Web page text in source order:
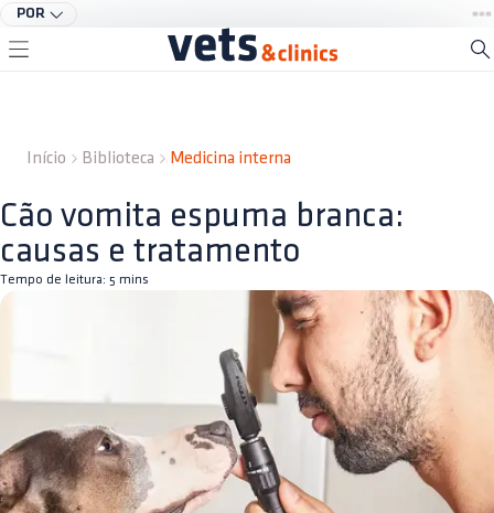
POR
Início Biblioteca Medicina interna
Cão vomita espuma branca:
causas e tratamento
Tempo de leitura: 5 mins